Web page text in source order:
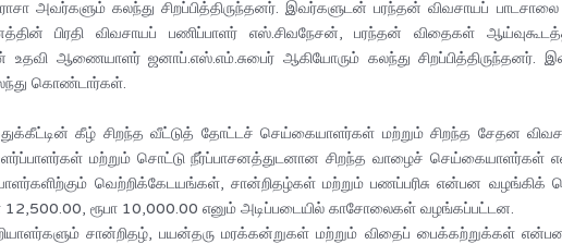
அவர்களும் கலந்து சிறப்பித்திருந்தனர். இவர்களுடன் பரந்தன் விவசாயப் பாடசாலை
பிரதி விவசாயப் பணிப்பாளர் எஸ்.சிவநேசன், பரந்தன் விதைகள்
உதவி ஆணையாளர் ஜனாப்.எஸ்.எம்.சுபைர் ஆகியோரும் கலந்து
கொண்டார்கள்.
கீழ் சிறந்த வீட்டுத் தோட்டச் செய்கையாளர்கள் மற்றும் சிறந்த சேதன
மற்றும் சொட்டு நீர்ப்பாசனத்துடனான சிறந்த வாழைச் செய்கையாளர்கள்
வெற்றிக்கேடயங்கள், சான்றிதழ்கள் மற்றும் பணப்பரிசு என்பன வழங்கிக்
12,500.00, ரூபா 10,000.00 எனும் அடிப்படையில் காசோலைகள் வழங்கப்பட்டன.
சான்றிதழ், பயன்தரு மரக்கன்றுகள் மற்றும் விதைப் பைக்கற்றுக்கள்